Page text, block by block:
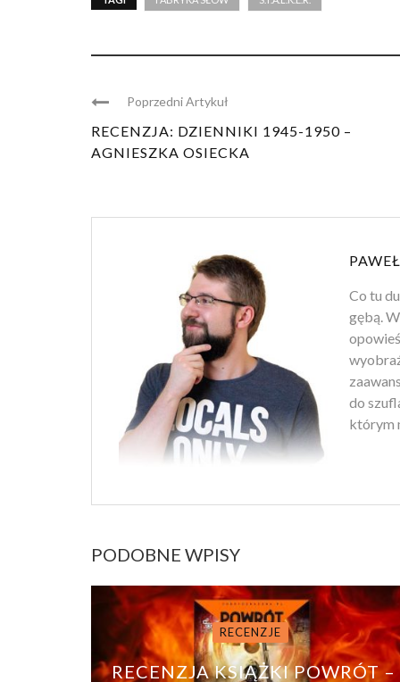
Poprzedni Artykuł
RECENZJA: DZIENNIKI 1945-1950 –
AGNIESZKA OSIECKA
Co tu
gębą.
do
którym
PODOBNE WPISY
RECENZJE
RECENZJA KSIĄŻKI POWRÓT –